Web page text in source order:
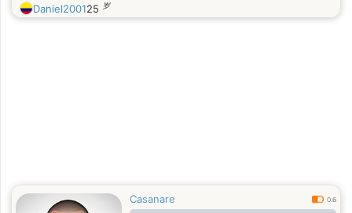
Daniel200125 岁
Casanare 0.6